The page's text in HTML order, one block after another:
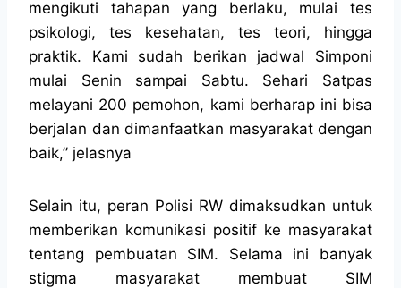
mengikuti tahapan yang berlaku, mulai tes
psikologi, tes kesehatan, tes teori, hingga
praktik. Kami sudah berikan jadwal Simponi
mulai Senin sampai Sabtu. Sehari Satpas
melayani 200 pemohon, kami berharap ini bisa
berjalan dan dimanfaatkan masyarakat dengan
baik,” jelasnya
Selain itu, peran Polisi RW dimaksudkan untuk
memberikan komunikasi positif ke masyarakat
tentang pembuatan SIM. Selama ini banyak
stigma masyarakat membuat SIM